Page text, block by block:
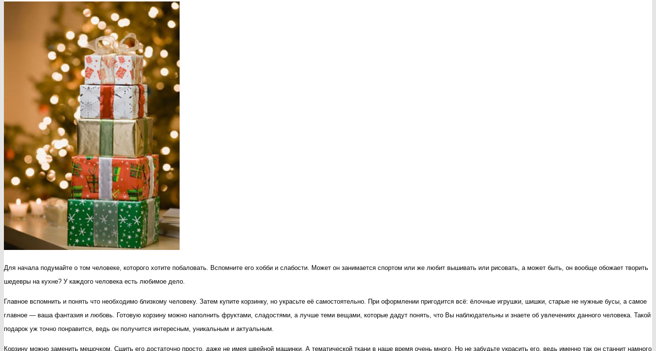
Для начала подумайте о том человеке, которого хотите побаловать. Вспомните его хобби и слабости. Может он занимается спортом или же любит вышивать или рисовать, а может быть, он вообще обожает творить
шедевры на кухне? У каждого человека есть любимое дело.
Главное вспомнить и понять что необходимо близкому человеку. Затем купите корзинку, но украсьте её самостоятельно. При оформлении пригодится всё: ёлочные игрушки, шишки, старые не нужные бусы, а самое
главное — ваша фантазия и любовь. Готовую корзину можно наполнить фруктами, сладостями, а лучше теми вещами, которые дадут понять, что Вы наблюдательны и знаете об увлечениях данного человека. Такой
подарок уж точно понравится, ведь он получится интересным, уникальным и актуальным.
Корзину можно заменить мешочком. Сшить его достаточно просто, даже не имея швейной машинки. А тематической ткани в наше время очень много. Но не забудьте украсить его, ведь именно так он станнит намного